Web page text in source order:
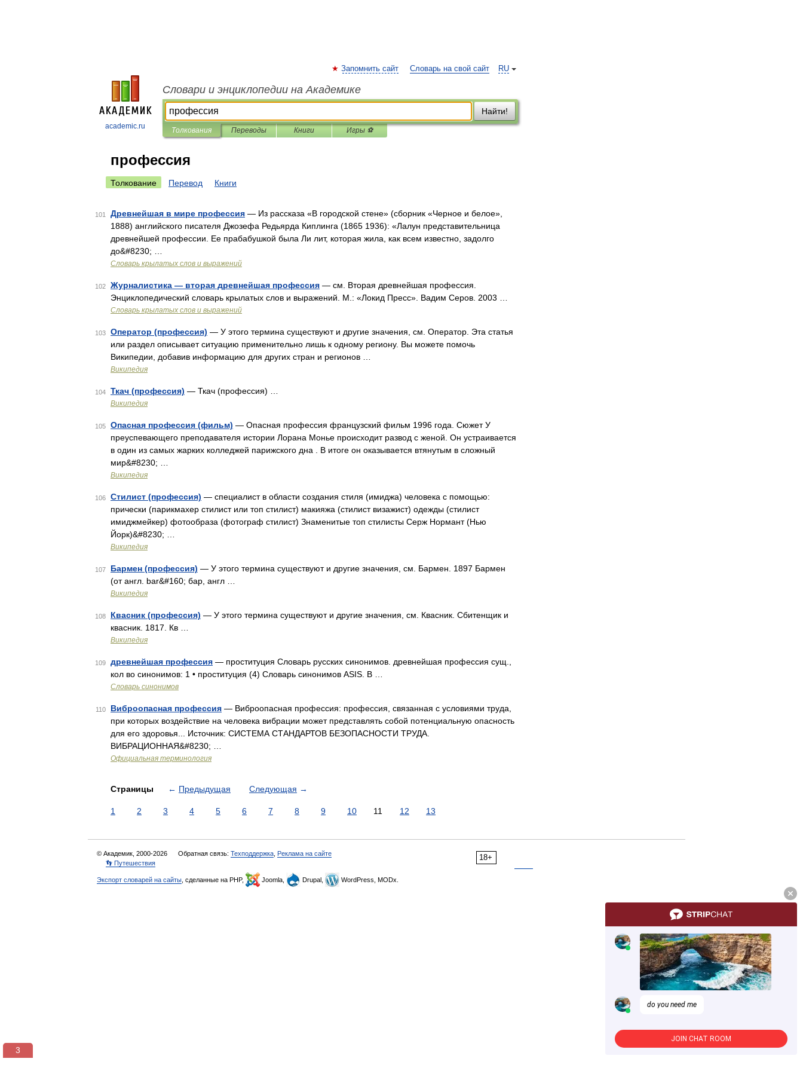
academic.ru
RU
Запомнить сайт Словарь на свой сайт
Словари и энциклопедии на Академике
Найти!
Толкования Переводы Книги Игры ⚽
профессия
Толкование Перевод Книги
101 Древнейшая в мире профессия — Из рассказа «В городской стене» (сборник «Черное и белое»,
1888) английского писателя Джозефа Редьярда Киплинга (1865 1936): «Лалун представительница
древнейшей профессии. Ее прабабушкой была Ли лит, которая жила, как всем известно, задолго
до&#8230; …
Словарь крылатых слов и выражений
102 Журналистика — вторая древнейшая профессия — см. Вторая древнейшая профессия.
Энциклопедический словарь крылатых слов и выражений. М.: «Локид Пресс». Вадим Серов. 2003 …
Словарь крылатых слов и выражений
103 Оператор (профессия) — У этого термина существуют и другие значения, см. Оператор. Эта статья
или раздел описывает ситуацию применительно лишь к одному региону. Вы можете помочь
Википедии, добавив информацию для других стран и регионов …
Википедия
104 Ткач (профессия) — Ткач (профессия) …
Википедия
105 Опасная профессия (фильм) — Опасная профессия французский фильм 1996 года. Сюжет У
преуспевающего преподавателя истории Лорана Монье происходит развод с женой. Он устраивается
в один из самых жарких колледжей парижского дна . В итоге он оказывается втянутым в сложный
мир&#8230; …
Википедия
106 Стилист (профессия) — специалист в области создания стиля (имиджа) человека с помощью:
прически (парикмахер стилист или топ стилист) макияжа (стилист визажист) одежды (стилист
имиджмейкер) фотообраза (фотограф стилист) Знаменитые топ стилисты Серж Нормант (Нью
Йорк)&#8230; …
Википедия
107 Бармен (профессия) — У этого термина существуют и другие значения, см. Бармен. 1897 Бармен
(от англ. bar&#160; бар, англ …
Википедия
108 Квасник (профессия) — У этого термина существуют и другие значения, см. Квасник. Сбитенщик и
квасник. 1817. Кв …
Википедия
109 древнейшая профессия — проституция Словарь русских синонимов. древнейшая профессия сущ.,
кол во синонимов: 1 • проституция (4) Словарь синонимов ASIS. В …
Словарь синонимов
110 Виброопасная профессия — Виброопасная профессия: профессия, связанная с условиями труда,
при которых воздействие на человека вибрации может представлять собой потенциальную опасность
для его здоровья... Источник: СИСТЕМА СТАНДАРТОВ БЕЗОПАСНОСТИ ТРУДА.
ВИБРАЦИОННАЯ&#8230; …
Официальная терминология
Страницы ← Предыдущая Следующая →
1 2 3 4 5 6 7 8 9 10 11 12 13
18+
© Академик, 2000-2026 Обратная связь: Техподдержка Реклама на сайте
👣 Путешествия
Экспорт словарей на сайты , сделанные на PHP, Joomla, Drupal, WordPress, MODx.
3